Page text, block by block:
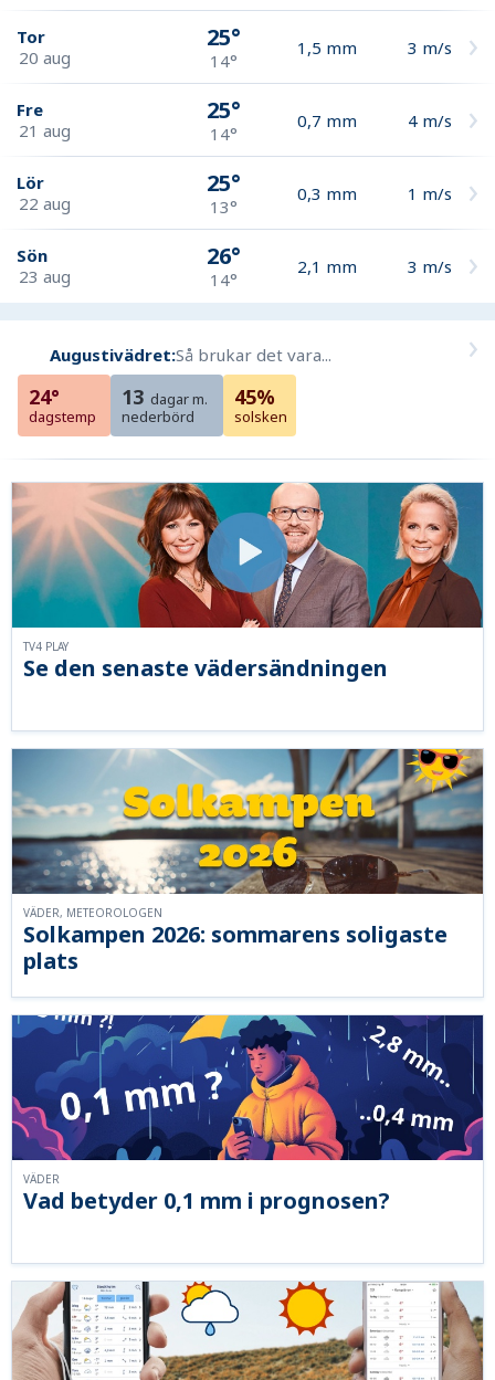
Tor
20 aug
25°
14°
1,5 mm 3 m/s
Fre
21 aug
25°
14°
0,7 mm 4 m/s
Lör
22 aug
25°
13°
0,3 mm 1 m/s
Sön
23 aug
26°
14°
2,1 mm 3 m/s
Augustivädret:Så brukar det vara...
24°
dagstemp
13 dagar m.
nederbörd
45%
solsken
Se den senaste vädersändningen
TV4 PLAY
Solkampen 2026: sommarens soligaste
plats
VÄDER, METEOROLOGEN
Vad betyder 0,1 mm i prognosen?
VÄDER